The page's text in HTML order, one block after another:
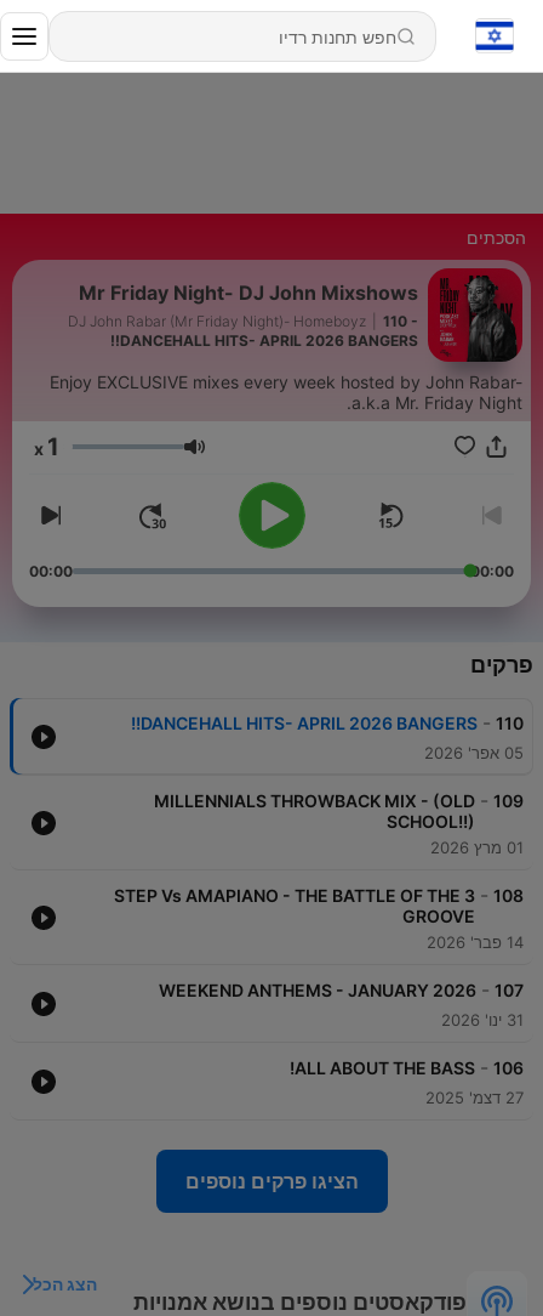
הסכתים
Mr Friday Night- DJ John Mixshows
DJ John Rabar (Mr Friday Night)- Homeboyz
110 -
DANCEHALL HITS- APRIL 2026 BANGERS!!
Enjoy EXCLUSIVE mixes every week hosted by John Rabar-
a.k.a Mr. Friday Night.
עוצמת שמע 1
00:00
00:00
פרקים
110
-
DANCEHALL HITS- APRIL 2026 BANGERS!!
05 אפר' 2026
109
-
MILLENNIALS THROWBACK MIX - (OLD
SCHOOL!!)
01 מרץ 2026
108
-
3 STEP Vs AMAPIANO - THE BATTLE OF THE
GROOVE
14 פבר' 2026
107
-
WEEKEND ANTHEMS - JANUARY 2026
31 ינו' 2026
106
-
ALL ABOUT THE BASS!
27 דצמ' 2025
הציגו פרקים נוספים
פודקאסטים נוספים בנושא אמנויות
הצג הכל